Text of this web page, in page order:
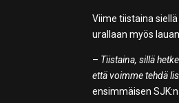
Viime tiistaina
urallaan myös
– Tiistaina, sillä
että voimme tehdä
ensimmäisen